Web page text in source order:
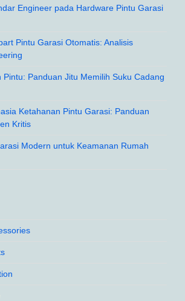
Engineer pada Hardware Pintu Garasi
Pintu Garasi Otomatis: Analisis
Pintu: Panduan Jitu Memilih Suku Cadang
Ketahanan Pintu Garasi: Panduan
Kritis
Modern untuk Keamanan Rumah